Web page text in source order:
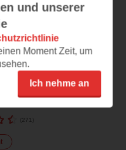
(271 )
und unserer
Moment Zeit, um
Ich nehme an